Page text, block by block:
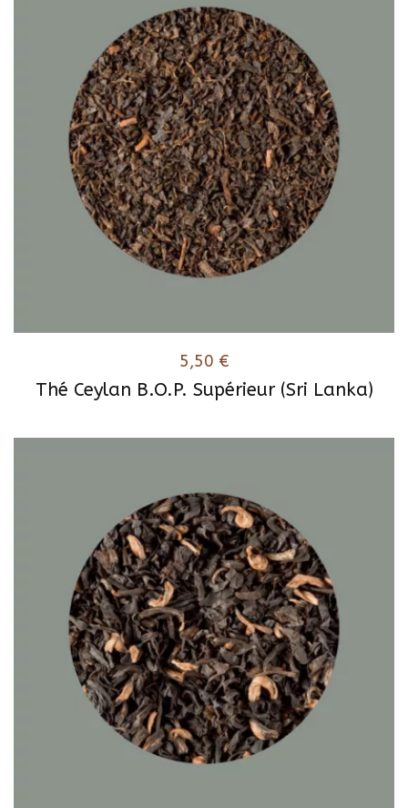
Thé Ceylan B.O.P. Supérieur (Sri Lanka)
5,50 €